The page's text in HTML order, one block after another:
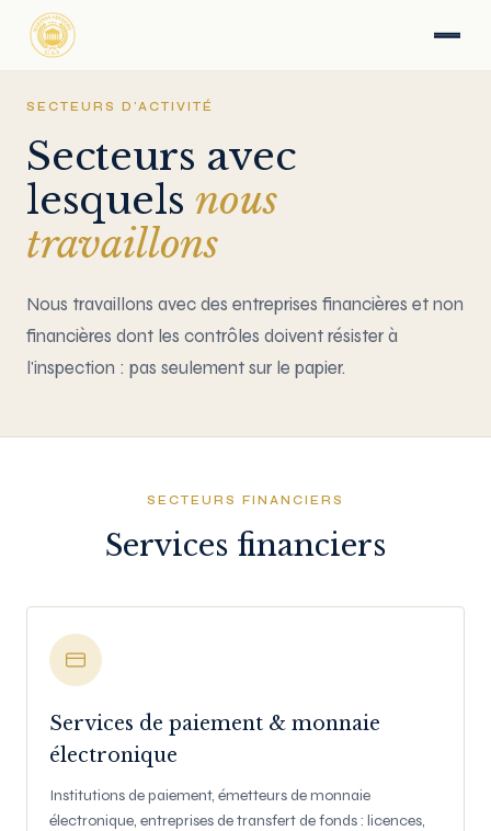
SECTEURS D'ACTIVITÉ
Secteurs avec
lesquelsnous
travaillons
Nous travaillons avec des entreprises financières et non
financières dont les contrôles doivent résister à
l'inspection : pas seulement sur le papier.
SECTEURS FINANCIERS
Services financiers
Services de paiement & monnaie
électronique
Institutions de paiement, émetteurs de monnaie
électronique, entreprises de transfert de fonds : licences,